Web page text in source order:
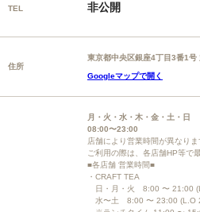
TEL 非公開
住所
東京都中央区銀座4丁目3番1号
Googleマップで開く
月・火・水・木・金・土・日
08:00〜23:00
店舗により営業時間が異なりま
ご利用の際は、各店舗HP等で
■各店舗 営業時間■
・CRAFT TEA
日・月・火 8:00 〜 21:00
水〜土 8:00 〜 23:00 (L.O